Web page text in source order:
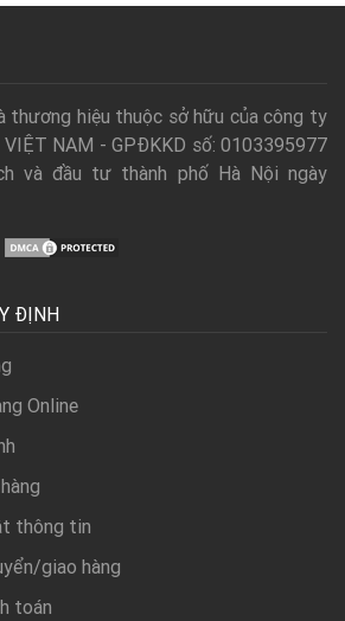
thương hiệu thuộc sở hữu của công ty
NAM - GPĐKKD số: 0103395977
và đầu tư thành phố Hà Nội ngày
ĐỊNH
Online
thông tin
giao hàng
toán